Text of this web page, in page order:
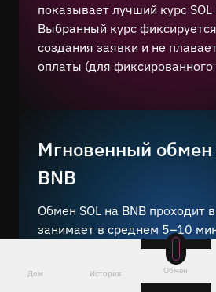
показывает лучший курс SOL
Выбранный курс
создания заявки и не
оплаты (для фиксированного
Мгновенный обмен
BNB
Обмен SOL на BNB проходит
занимает в среднем 5–10
подтверждения сети.
Всего несколько шагов —
Дом История Обмен